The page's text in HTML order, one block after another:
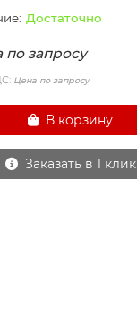
Достаточно
по запросу
Цена по запросу
В корзину
Заказать в 1 клик